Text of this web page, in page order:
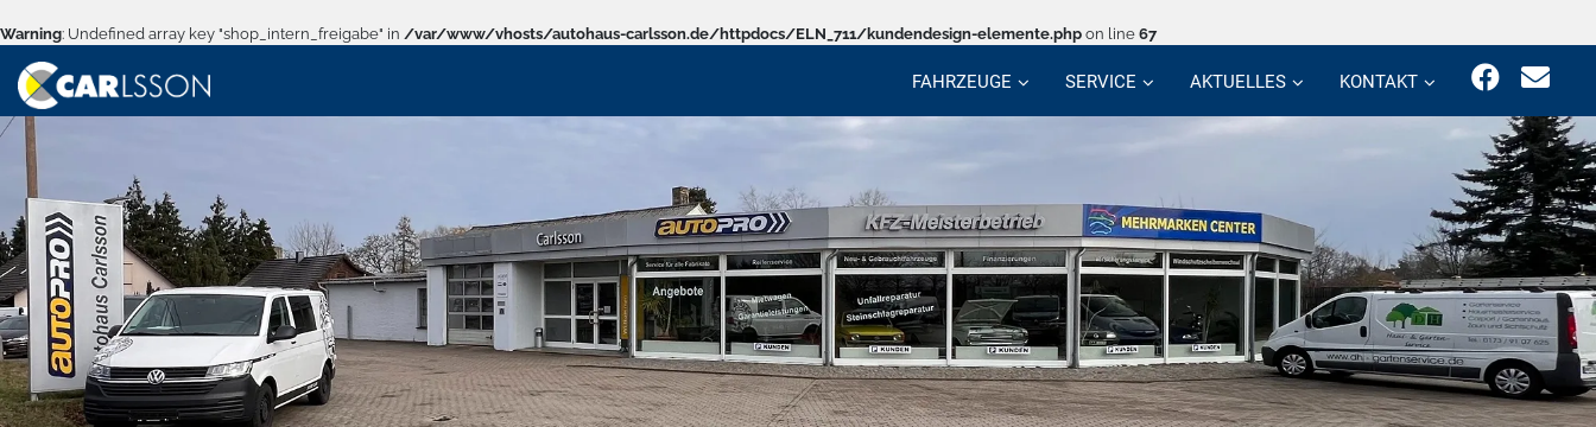
Warning: Undefined array key "shop_intern_freigabe" in /var/www/vhosts/autohaus-carlsson.de/httpdocs/ELN_711/kundendesign-elemente.php on line 67
FAHRZEUGE SERVICE AKTUELLES KONTAKT